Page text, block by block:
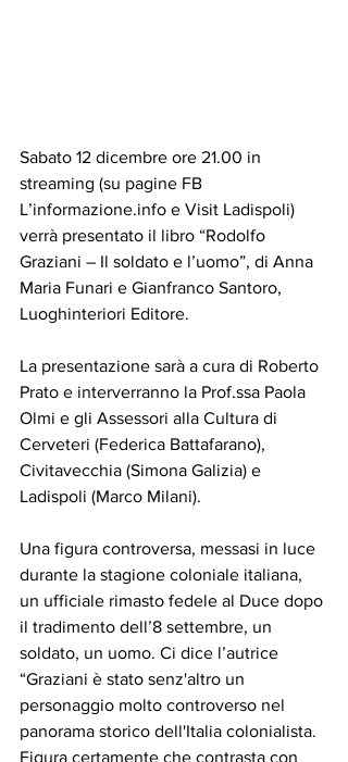
Sabato 12 dicembre ore 21.00 in
streaming (su pagine FB
L’informazione.info e Visit Ladispoli)
verrà presentato il libro “Rodolfo
Graziani – Il soldato e l’uomo”, di Anna
Maria Funari e Gianfranco Santoro,
Luoghinteriori Editore.
La presentazione sarà a cura di Roberto
Prato e interverranno la Prof.ssa Paola
Olmi e gli Assessori alla Cultura di
Cerveteri (Federica Battafarano),
Civitavecchia (Simona Galizia) e
Ladispoli (Marco Milani).
Una figura controversa, messasi in luce
durante la stagione coloniale italiana,
un ufficiale rimasto fedele al Duce dopo
il tradimento dell’8 settembre, un
soldato, un uomo. Ci dice l’autrice
“Graziani è stato senz'altro un
personaggio molto controverso nel
panorama storico dell'Italia colonialista.
Figura certamente che contrasta con